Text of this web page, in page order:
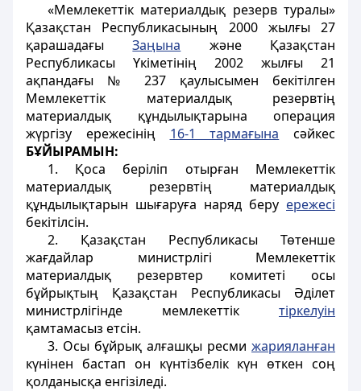
«Мемлекеттік материалдық резерв туралы»
Қазақстан Республикасының 2000 жылғы 27
қарашадағыЗаңына және Қазақстан
Республикасы Үкіметінің 2002 жылғы 21
ақпандағы № 237 қаулысымен бекітілген
Мемлекеттік материалдық резервтің
материалдық құндылықтарына операция
жүргізу ережесінің 16-1 тармағына сәйкес
БҰЙЫРАМЫН:
1. Қоса беріліп отырған Мемлекеттік
материалдық резервтің материалдық
құндылықтарын шығаруға наряд беру ережесі
бекітілсін.
2. Қазақстан Республикасы Төтенше
жағдайлар министрлігі Мемлекеттік
материалдық резервтер комитеті осы
бұйрықтың Қазақстан Республикасы Әділет
министрлігінде мемлекеттік тіркелуін
қамтамасыз етсін.
3. Осы бұйрық алғашқы ресми жарияланған
күнінен бастап он күнтізбелік күн өткен соң
қолданысқа енгізіледі.